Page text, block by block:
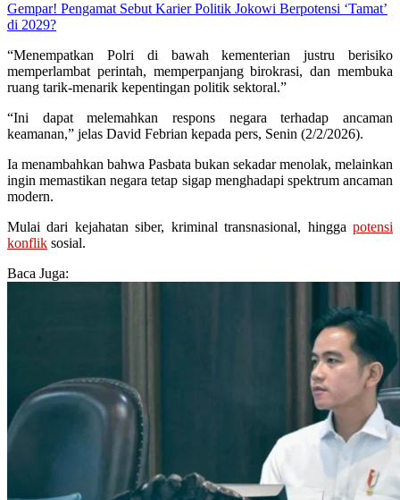
Gempar! Pengamat Sebut Karier Politik Jokowi Berpotensi ‘Tamat’
di 2029?
“Menempatkan Polri di bawah kementerian justru berisiko
memperlambat perintah, memperpanjang birokrasi, dan membuka
ruang tarik-menarik kepentingan politik sektoral.”
“Ini dapat melemahkan respons negara terhadap ancaman
keamanan,” jelas David Febrian kepada pers, Senin (2/2/2026).
Ia menambahkan bahwa Pasbata bukan sekadar menolak, melainkan
ingin memastikan negara tetap sigap menghadapi spektrum ancaman
modern.
Mulai dari kejahatan siber, kriminal transnasional, hingga potensi
konflik sosial.
Baca Juga: